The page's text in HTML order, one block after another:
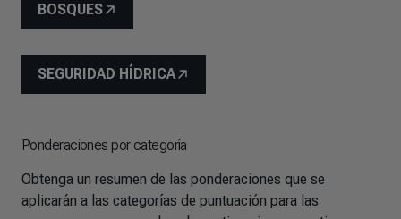
BOSQUES
SEGURIDAD HÍDRICA
Ponderaciones por categoría
Obtenga un resumen de las ponderaciones que se
aplicarán a las categorías de puntuación para las